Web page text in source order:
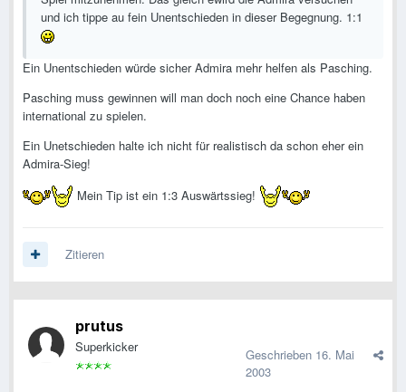
und ich tippe au fein Unentschieden in dieser Begegnung. 1:1
Ein Unentschieden würde sicher Admira mehr helfen als Pasching.
Pasching muss gewinnen will man doch noch eine Chance haben
international zu spielen.
Ein Unetschieden halte ich nicht für realistisch da schon eher ein
Admira-Sieg!
Mein Tip ist ein 1:3 Auswärtssieg!
Zitieren
prutus
Superkicker Geschrieben 16. Mai
2003